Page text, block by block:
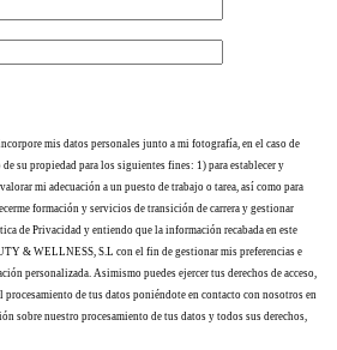
mis datos personales junto a mi fotografía, en el caso de
su propiedad para los siguientes fines: 1) para establecer y
mi adecuación a un puesto de trabajo o tarea, así como para
formación y servicios de transición de carrera y gestionar
de Privacidad y entiendo que la información recabada en este
& WELLNESS, S.L con el fin de gestionar mis preferencias e
personalizada. Asimismo puedes ejercer tus derechos de acceso,
de tus datos poniéndote en contacto con nosotros en
sobre nuestro procesamiento de tus datos y todos sus derechos,